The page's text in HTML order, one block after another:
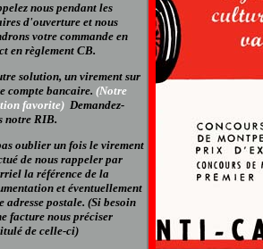
nous pendant les
d'ouverture et nous
votre commande en
en règlement CB.
solution, un virement sur
compte bancaire. (Notre
favorite) Demandez-
notre RIB.
oublier un fois le virement
de nous rappeler par
la référence de la
et éventuellement
adresse postale. (Si besoin
facture nous préciser
de celle-ci)